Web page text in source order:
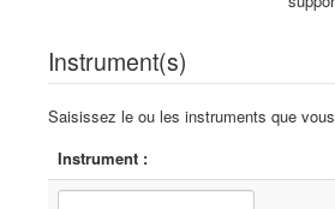
Instrument(s)
Saisissez le ou les instruments que
Instrument :